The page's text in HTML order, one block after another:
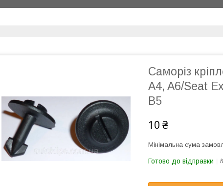
Саморіз
A4, A6/Seat
B5
10 ₴
Мінімальна сума
Готово до відправки